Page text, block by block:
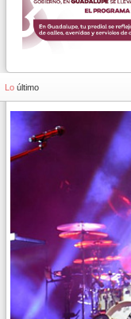
Lo último